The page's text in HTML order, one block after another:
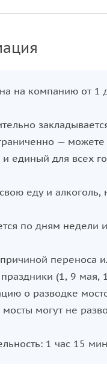
считается
на ваш вкус: по
свою еду и
животных и
на борту
с 11:00 до
реки
канавку,
острова и
по
любым водным
, Стрельна.
на компанию от
— можете
единый для всех
еду и алкоголь,
по дням
переноса
(1, 9
о разводке
могут не
1 час 15